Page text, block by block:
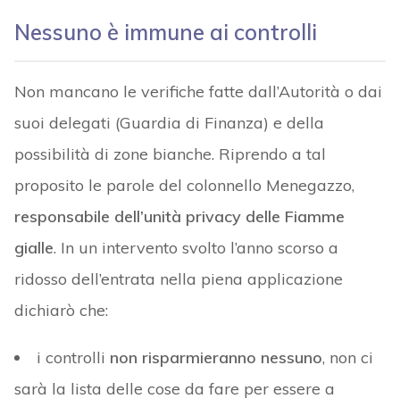
Nessuno è immune ai controlli
Non mancano le verifiche fatte dall’Autorità o dai
suoi delegati (Guardia di Finanza) e della
possibilità di zone bianche. Riprendo a tal
proposito le parole del colonnello Menegazzo,
responsabile dell’unità privacy delle Fiamme
gialle. In un intervento svolto l’anno scorso a
ridosso dell’entrata nella piena applicazione
dichiarò che:
i controlli non risparmieranno nessuno, non ci
sarà la lista delle cose da fare per essere a